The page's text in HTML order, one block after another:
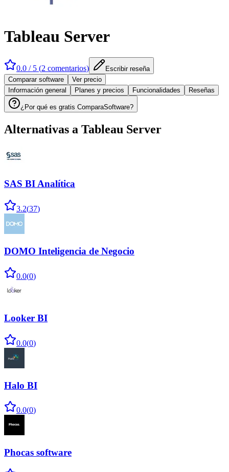
Tableau Server
0.0 / 5 (2 comentarios)
Escribir reseña
Comparar software
Ver precio
Información general
Planes y precios Funcionalidades Reseñas
¿Por qué es gratis ComparaSoftware?
Alternativas a Tableau Server
SAS BI Analítica
3.2(37)
DOMO Inteligencia de Negocio
0.0(0)
Looker BI
0.0(0)
Halo BI
0.0(0)
Phocas software